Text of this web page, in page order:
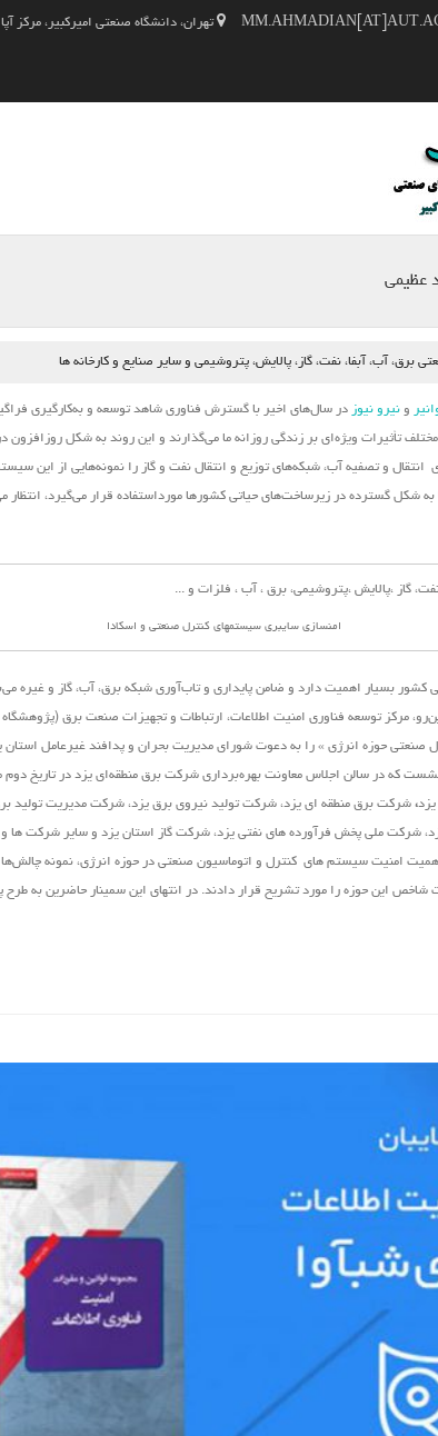
تهران، دانشگاه صنعتی امیرکبیر، مرکز آپا
عظیمی
آب، آبفا، نفت، گاز، پالایش، پتروشیمی و سایر صنایع و کارخانه ها
و نیرو نیوز در سال‌های اخیر با گسترش فناوری شاهد توسعه و به‌کارگیری
مختلف تأثیرات ویژه‌ای بر زندگی روزانه ما می‌گذارند و این روند به شکل
انتقال و تصفیه آب، شبکه‌های توزیع و انتقال نفت و گاز را نمونه‌هایی از این
شکل گسترده در زیرساخت‌های حیاتی کشورها مورداستفاده قرار می‌گیرد، انتظار
امنسازی سایبری سیستمهای کنترل صنعتی و اسکادا
کشور بسیار اهمیت دارد و ضامن پایداری و تاب‌آوری شبکه برق، آب، گاز و غیره
مرکز توسعه فناوری امنیت اطلاعات، ارتباطات و تجهیزات صنعت برق (پژوهشگاه
صنعتی حوزه انرژی » را به دعوت شورای مدیریت بحران و پدافند غیرعامل
، شرکت برق منطقه ای یزد، شرکت تولید نیروی برق یزد، شرکت مدیریت تولید
شرکت ملی پخش فرآورده های نفتی یزد، شرکت گاز استان یزد و سایر شرکت ها و
امنیت سیستم ‌های کنترل و اتوماسیون صنعتی در حوزه انرژی، نمونه
شاخص این حوزه را مورد تشریح قرار دادند. در انتهای این سمینار حاضرین